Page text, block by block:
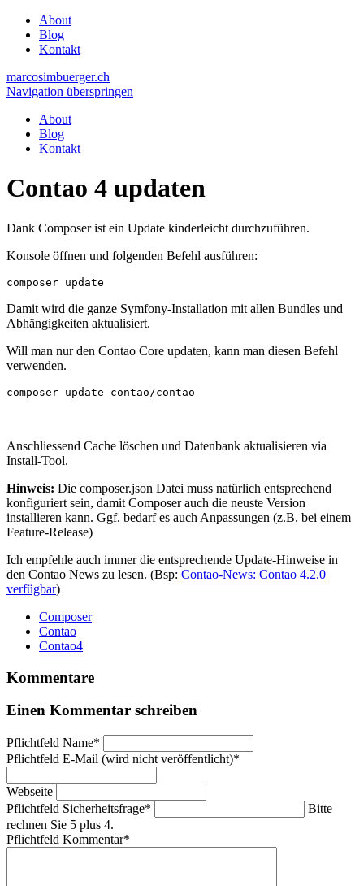
About
Blog
Kontakt
marcosimbuerger.ch
Navigation überspringen
About
Blog
Kontakt
Contao 4 updaten
Dank Composer ist ein Update kinderleicht durchzuführen.
Konsole öffnen und folgenden Befehl ausführen:
composer update
Damit wird die ganze Symfony-Installation mit allen Bundles und
Abhängigkeiten aktualisiert.
Will man nur den Contao Core updaten, kann man diesen Befehl
verwenden.
composer update contao/contao
Anschliessend Cache löschen und Datenbank aktualisieren via
Install-Tool.
Hinweis: Die composer.json Datei muss natürlich entsprechend
konfiguriert sein, damit Composer auch die neuste Version
installieren kann. Ggf. bedarf es auch Anpassungen (z.B. bei einem
Feature-Release)
Ich empfehle auch immer die entsprechende Update-Hinweise in
den Contao News zu lesen. (Bsp: Contao-News: Contao 4.2.0
verfügbar)
Composer
Contao
Contao4
Kommentare
Einen Kommentar schreiben
Pflichtfeld Name*
Pflichtfeld E-Mail (wird nicht veröffentlicht)*
Webseite
Pflichtfeld Sicherheitsfrage*
Bitte
rechnen Sie 5 plus 4.
Pflichtfeld Kommentar*